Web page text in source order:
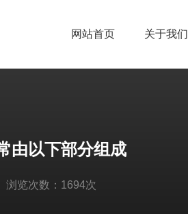
网站首页 关于我们
由以下部分组成
浏览次数：1694次